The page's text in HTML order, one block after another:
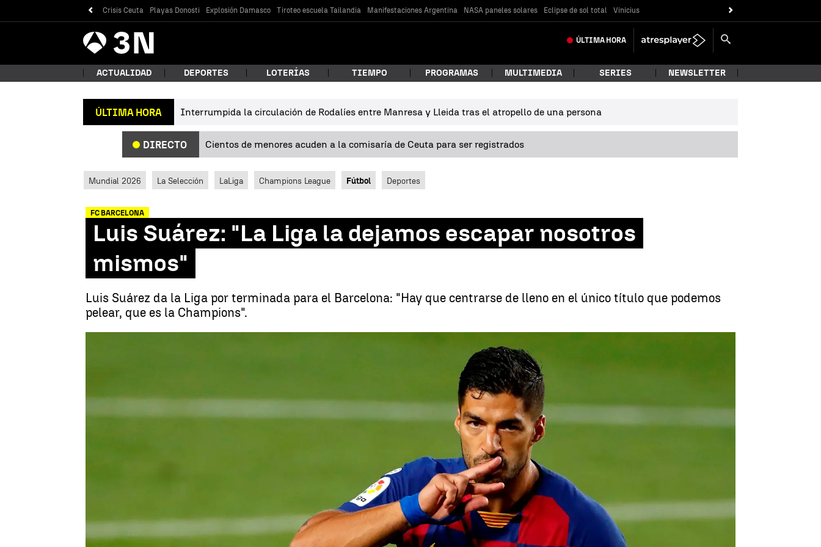
Crisis Ceuta Playas Donosti Explosión Damasco Tiroteo escuela Tailandia Manifestaciones Argentina NASA paneles solares Eclipse de sol total Vinicius
Antena
3 Noticias ÚLTIMA HORA
¿Qué estás buscando?
ACTUALIDAD DEPORTES LOTERÍAS TIEMPO PROGRAMAS MULTIMEDIA SERIES NEWSLETTER
ÚLTIMA HORA Interrumpida la circulación de Rodalíes entre Manresa y Lleida tras el atropello de una persona
DIRECTO Cientos de menores acuden a la comisaría de Ceuta para ser registrados
Mundial 2026 La Selección LaLiga Champions League Fútbol Deportes
FC BARCELONA
Luis Suárez: "La Liga la dejamos escapar nosotros
mismos"
Luis Suárez da la Liga por terminada para el Barcelona: "Hay que centrarse de lleno en el único título que podemos
pelear, que es la Champions".